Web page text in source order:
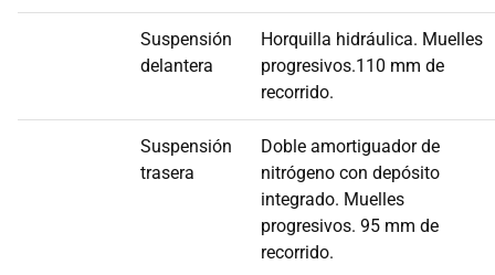
Suspensión
delantera
Horquilla hidráulica. Muelles
progresivos.110 mm de
recorrido.
Suspensión
trasera
Doble amortiguador de
nitrógeno con depósito
integrado. Muelles
progresivos. 95 mm de
recorrido.